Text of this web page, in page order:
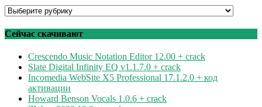
Программы
рубрикам
Сейчас скачивают
Crescendo Music Notation Editor 12.00 + crack
Slate Digital Infinity EQ v1.1.7.0 + crack
Incomedia WebSite X5 Professional 17.1.2.0 + код
активации
Howard Benson Vocals 1.0.6 + crack